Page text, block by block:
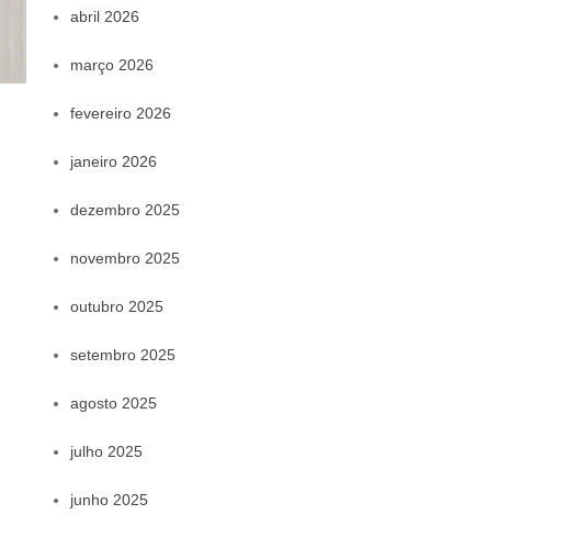
abril 2026
março 2026
fevereiro 2026
janeiro 2026
dezembro 2025
novembro 2025
outubro 2025
setembro 2025
agosto 2025
julho 2025
junho 2025